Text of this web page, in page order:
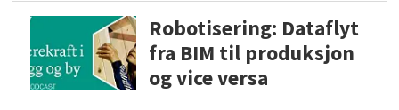
Robotisering: Dataflyt
fra BIM til produksjon
og vice versa